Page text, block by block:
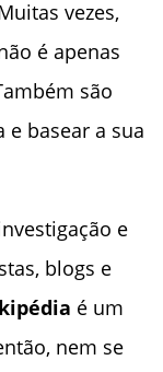
vezes,
é apenas
são
basear a sua
e
blogs e
é um
nem se